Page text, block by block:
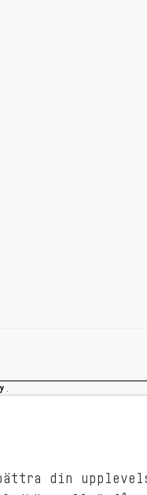
OM OSS
din